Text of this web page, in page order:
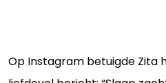
Op Instagram betuigde Zita